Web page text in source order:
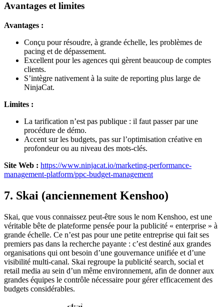
Avantages et limites
Avantages :
Conçu pour résoudre, à grande échelle, les problèmes de
pacing et de dépassement.
Excellent pour les agences qui gèrent beaucoup de comptes
clients.
S’intègre nativement à la suite de reporting plus large de
NinjaCat.
Limites :
La tarification n’est pas publique : il faut passer par une
procédure de démo.
Accent sur les budgets, pas sur l’optimisation créative en
profondeur ou au niveau des mots-clés.
Site Web : https://www.ninjacat.io/marketing-performance-
management-platform/ppc-budget-management
7. Skai (anciennement Kenshoo)
Skai, que vous connaissez peut-être sous le nom Kenshoo, est une
véritable bête de plateforme pensée pour la publicité « enterprise » à
grande échelle. Ce n’est pas pour une petite entreprise qui fait ses
premiers pas dans la recherche payante : c’est destiné aux grandes
organisations qui ont besoin d’une gouvernance unifiée et d’une
visibilité multi-canal. Skai regroupe la publicité search, social et
retail media au sein d’un même environnement, afin de donner aux
grandes équipes le contrôle nécessaire pour gérer efficacement des
budgets considérables.